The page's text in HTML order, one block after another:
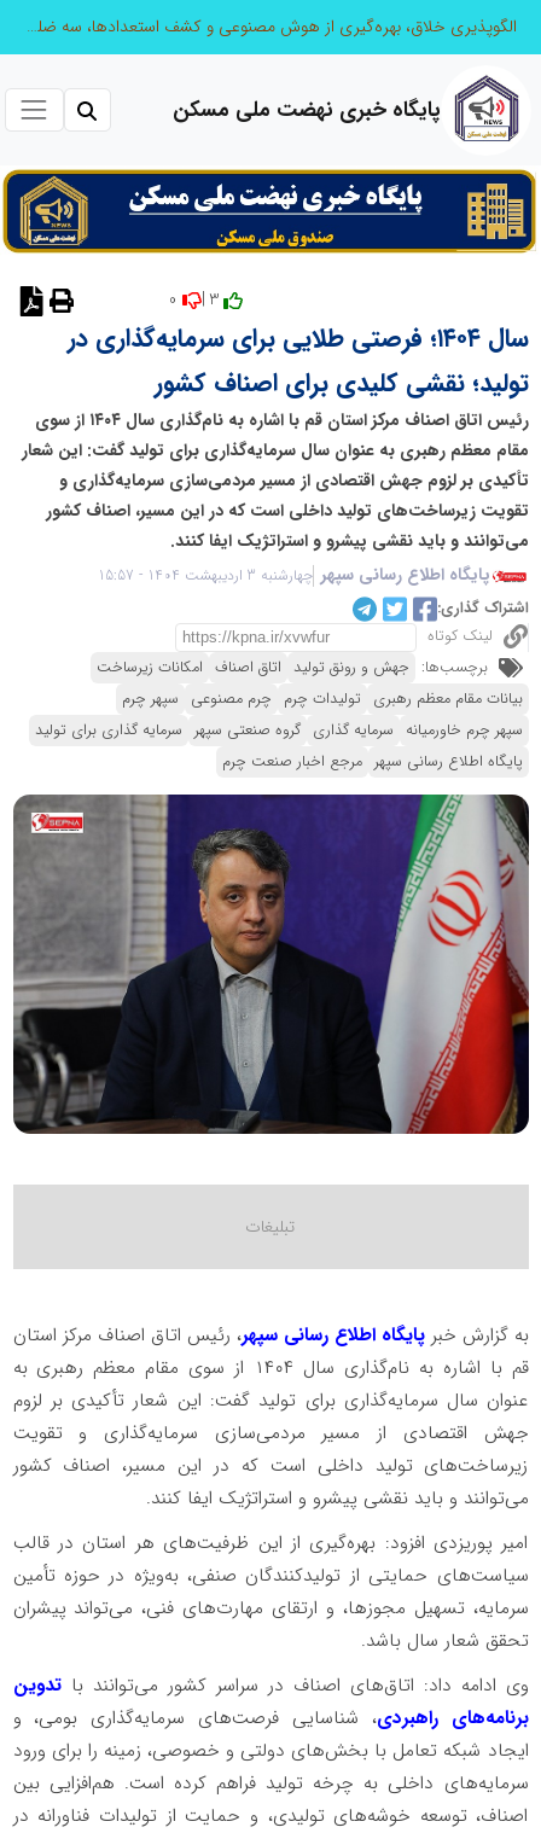
الگوپذیری خلاق، بهره‌گیری از هوش مصنوعی و کشف استعدادها، سه ضلع موفقیت جوانان کارآفرین
پایگاه خبری نهضت ملی مسکن
3 |
سال ۱۴۰۴؛ فرصتی طلایی برای سرمایه‌گذاری در
تولید؛ نقشی کلیدی برای اصناف کشور
رئیس اتاق اصناف مرکز استان قم با اشاره به نام‌گذاری سال ۱۴۰۴ از سوی
مقام معظم رهبری به عنوان سال سرمایه‌گذاری برای تولید گفت: این شعار
تأکیدی بر لزوم جهش اقتصادی از مسیر مردمی‌سازی سرمایه‌گذاری و
تقویت زیرساخت‌های تولید داخلی است که در این مسیر، اصناف کشور
می‌توانند و باید نقشی پیشرو و استراتژیک ایفا کنند.
پایگاه اطلاع رسانی سپهر چهارشنبه 3 اردیبهشت 1404 - 15:57
اشتراک گذاری:
لینک کوتاه
برچسب‌ها: جهش و رونق تولید اتاق اصناف امکانات زیرساخت
بیانات مقام معظم رهبری تولیدات چرم چرم مصنوعی سپهر چرم
سپهر چرم خاورمیانه سرمایه گذاری گروه صنعتی سپهر سرمایه گذاری برای تولید
پایگاه اطلاع رسانی سپهر مرجع اخبار صنعت چرم
به گزارش خبر پایگاه اطلاع رسانی سپهر، رئیس اتاق اصناف مرکز استان
قم با اشاره به نام‌گذاری سال ۱۴۰۴ از سوی مقام معظم رهبری به
عنوان سال سرمایه‌گذاری برای تولید گفت: این شعار تأکیدی بر لزوم
جهش اقتصادی از مسیر مردمی‌سازی سرمایه‌گذاری و تقویت
زیرساخت‌های تولید داخلی است که در این مسیر، اصناف کشور
می‌توانند و باید نقشی پیشرو و استراتژیک ایفا کنند.
امیر پوریزدی افزود: بهره‌گیری از این ظرفیت‌های هر استان در قالب
سیاست‌های حمایتی از تولیدکنندگان صنفی، به‌ویژه در حوزه تأمین
سرمایه، تسهیل مجوزها، و ارتقای مهارت‌های فنی، می‌تواند پیشران
تحقق شعار سال باشد.
وی ادامه داد: اتاق‌های اصناف در سراسر کشور می‌توانند با تدوین
برنامه‌های راهبردی، شناسایی فرصت‌های سرمایه‌گذاری بومی، و
ایجاد شبکه تعامل با بخش‌های دولتی و خصوصی، زمینه را برای ورود
سرمایه‌های داخلی به چرخه تولید فراهم کرده است. هم‌افزایی بین
اصناف، توسعه خوشه‌های تولیدی، و حمایت از تولیدات فناورانه در